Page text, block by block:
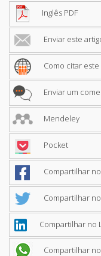
Inglês PDF
Enviar este
Como citar este
Enviar um
Mendeley
Pocket
Compartilhar
Compartilhar
Compartilhar no
Compartilhar